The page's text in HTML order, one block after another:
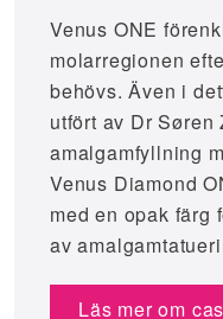
Venus ONE
molarregionen
behövs. Även i
utfört av Dr Søren
amalgamfyllning
Venus Diamond
med en opak färg
av
Läs mer om